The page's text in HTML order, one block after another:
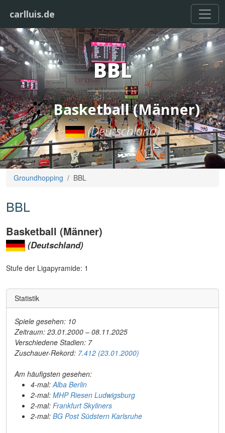
carlluis.de
BBL
Basketball (Männer)
(Deutschland)
Groundhopping BBL
BBL
Basketball (Männer)
(Deutschland)
Stufe der Ligapyramide: 1
Statistik
Spiele gesehen: 10
Zeitraum: 23.01.2000 – 08.11.2025
Verschiedene Stadien: 7
Zuschauer-Rekord: 7.412 (23.01.2000)
Am häufigsten gesehen:
4-mal:Alba Berlin
2-mal: MHP Riesen Ludwigsburg
2-mal: Frankfurt Skyliners
2-mal: BG Post Südstern Karlsruhe